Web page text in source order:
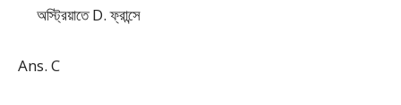
অস্ট্রিয়াতে D. ফ্রান্সে
Ans. C